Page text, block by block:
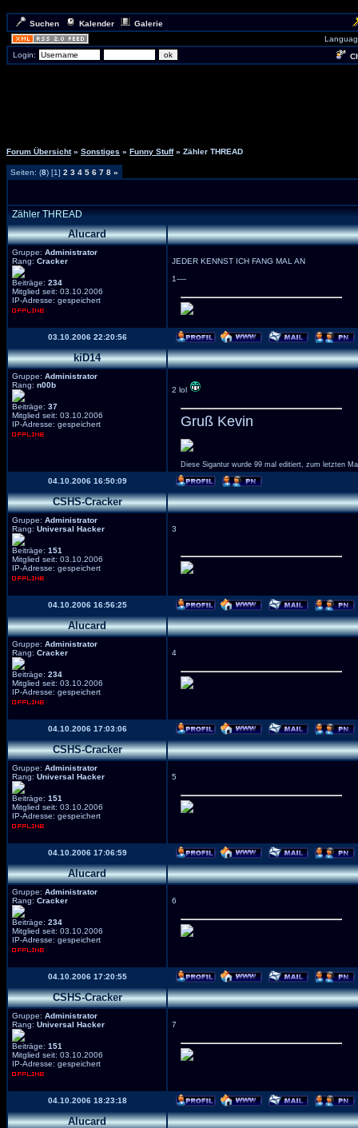
Suchen Kalender
Galerie
Login:
Forum Übersicht » Sonstiges » Funny Stuff » Zähler THREAD
Seiten: (8) [1] 2 3 4 5 6 7 8 »
Zähler THREAD
Alucard
Gruppe: Administrator
Rang: Cracker
Beiträge: 234
Mitglied seit: 03.10.2006
IP-Adresse: gespeichert
JEDER KENNST ICH FANG MAL AN
1----
03.10.2006 22:20:56
kiD14
Gruppe: Administrator
Rang: n00b
Beiträge: 37
Mitglied seit: 03.10.2006
IP-Adresse: gespeichert
2 lol
Gruß Kevin
Diese Sigantur wurde 99 mal editiert, zum letzten
04.10.2006 16:50:09
CSHS-Cracker
Gruppe: Administrator
Rang: Universal Hacker
Beiträge: 151
Mitglied seit: 03.10.2006
IP-Adresse: gespeichert
3
04.10.2006 16:56:25
Alucard
Gruppe: Administrator
Rang: Cracker
Beiträge: 234
Mitglied seit: 03.10.2006
IP-Adresse: gespeichert
4
04.10.2006 17:03:06
CSHS-Cracker
Gruppe: Administrator
Rang: Universal Hacker
Beiträge: 151
Mitglied seit: 03.10.2006
IP-Adresse: gespeichert
5
04.10.2006 17:06:59
Alucard
Gruppe: Administrator
Rang: Cracker
Beiträge: 234
Mitglied seit: 03.10.2006
IP-Adresse: gespeichert
6
04.10.2006 17:20:55
CSHS-Cracker
Gruppe: Administrator
Rang: Universal Hacker
Beiträge: 151
Mitglied seit: 03.10.2006
IP-Adresse: gespeichert
7
04.10.2006 18:23:18
Alucard